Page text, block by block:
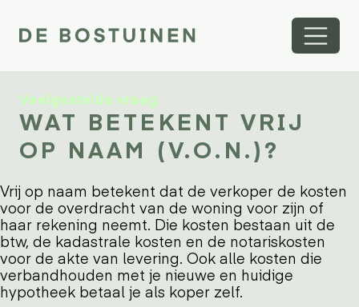
Veelgestelde vraag
WAT BETEKENT VRIJ
OP NAAM (V.O.N.)?
Vrij op naam betekent dat de verkoper de kosten
voor de overdracht van de woning voor zijn of
haar rekening neemt. Die kosten bestaan uit de
btw, de kadastrale kosten en de notariskosten
voor de akte van levering. Ook alle kosten die
verbandhouden met je nieuwe en huidige
hypotheek betaal je als koper zelf.